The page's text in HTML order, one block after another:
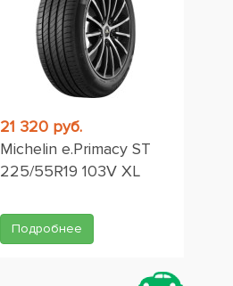
21 320 руб.
Michelin e.Primacy ST
225/55R19 103V XL
Подробнее